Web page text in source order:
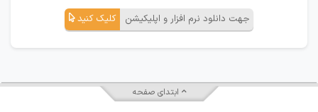
جهت دانلود نرم افزار و اپلیکیشن کلیک کنید
ابتدای صفحه